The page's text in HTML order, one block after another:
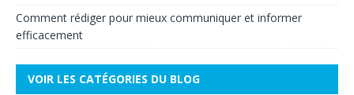
Comment rédiger pour mieux communiquer et informer
efficacement
VOIR LES CATÉGORIES DU BLOG